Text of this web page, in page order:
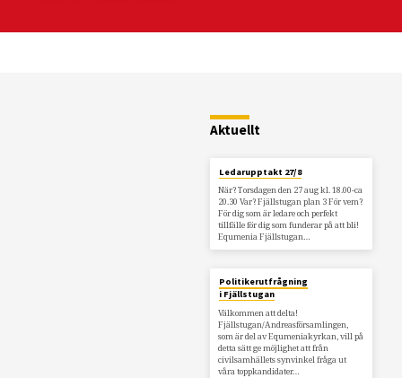
Aktuellt
Ledarupptakt 27/8
När? Torsdagen den 27 aug kl. 18.00-ca
20.30 Var? Fjällstugan plan 3 För vem?
För dig som är ledare och perfekt
tillfälle för dig som funderar på att bli!
Equmenia Fjällstugan…
Politikerutfrågning
i Fjällstugan
Välkommen att delta!
Fjällstugan/Andreasförsamlingen,
som är del av Equmeniakyrkan, vill på
detta sätt ge möjlighet att från
civilsamhällets synvinkel fråga ut
våra toppkandidater…